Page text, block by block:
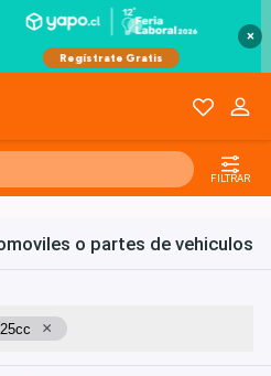
×
FILTRAR
o partes de vehiculos
×